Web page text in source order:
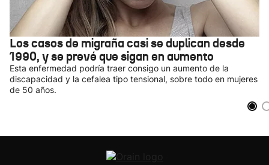
Los casos de migraña casi se duplican desde
1990, y se prevé que sigan en aumento
Esta enfermedad podría traer consigo un aumento de la
discapacidad y la cefalea tipo tensional, sobre todo en mujeres
de 50 años.